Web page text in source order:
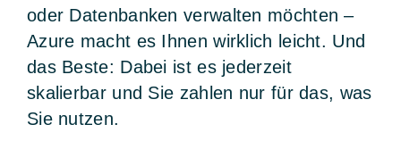
oder Datenbanken verwalten möchten –
Azure macht es Ihnen wirklich leicht. Und
das Beste: Dabei ist es jederzeit
skalierbar und Sie zahlen nur für das, was
Sie nutzen.